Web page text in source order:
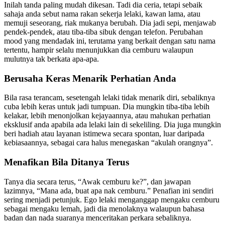
Inilah tanda paling mudah dikesan. Tadi dia ceria, tetapi sebaik
sahaja anda sebut nama rakan sekerja lelaki, kawan lama, atau
memuji seseorang, riak mukanya berubah. Dia jadi sepi, menjawab
pendek-pendek, atau tiba-tiba sibuk dengan telefon. Perubahan
mood yang mendadak ini, terutama yang berkait dengan satu nama
tertentu, hampir selalu menunjukkan dia cemburu walaupun
mulutnya tak berkata apa-apa.
Berusaha Keras Menarik Perhatian Anda
Bila rasa terancam, sesetengah lelaki tidak menarik diri, sebaliknya
cuba lebih keras untuk jadi tumpuan. Dia mungkin tiba-tiba lebih
kelakar, lebih menonjolkan kejayaannya, atau mahukan perhatian
eksklusif anda apabila ada lelaki lain di sekeliling. Dia juga mungkin
beri hadiah atau layanan istimewa secara spontan, luar daripada
kebiasaannya, sebagai cara halus menegaskan “akulah orangnya”.
Menafikan Bila Ditanya Terus
Tanya dia secara terus, “Awak cemburu ke?”, dan jawapan
lazimnya, “Mana ada, buat apa nak cemburu.” Penafian ini sendiri
sering menjadi petunjuk. Ego lelaki menganggap mengaku cemburu
sebagai mengaku lemah, jadi dia menolaknya walaupun bahasa
badan dan nada suaranya menceritakan perkara sebaliknya.